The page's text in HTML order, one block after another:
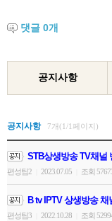
댓글 0개
공지사항
공지사항 7개(1/1페이지)
STB상생방송 TV채널
편성팀2
2023.07.05 조회
B tv IPTV 상생방송
편성팀3 2022.10.28 조회